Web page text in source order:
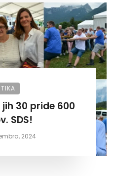
članov. SDS!
2024